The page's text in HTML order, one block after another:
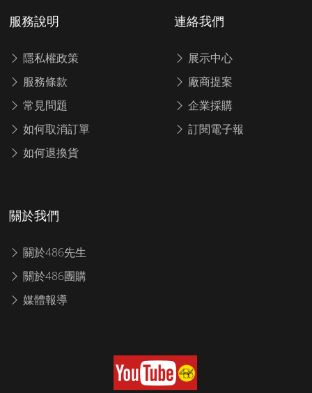
服務說明
隱私權政策
服務條款
常見問題
如何取消訂單
如何退換貨
連絡我們
展示中心
廠商提案
企業採購
訂閱電子報
關於我們
關於486先生
關於486團購
媒體報導